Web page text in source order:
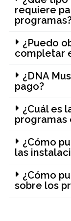
requiere
¿Puedo
completar
¿DNA
pago?
¿Cuál es
programas
¿Cómo
las
¿Cómo
sobre los